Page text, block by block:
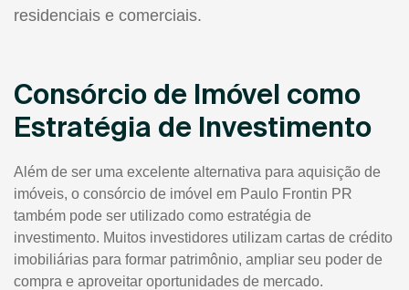
residenciais e comerciais.
Consórcio de Imóvel como
Estratégia de Investimento
Além de ser uma excelente alternativa para aquisição de
imóveis, o consórcio de imóvel em Paulo Frontin PR
também pode ser utilizado como estratégia de
investimento. Muitos investidores utilizam cartas de crédito
imobiliárias para formar patrimônio, ampliar seu poder de
compra e aproveitar oportunidades de mercado.